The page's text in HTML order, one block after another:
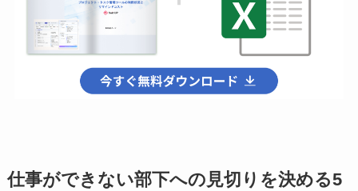
仕事ができない部下への見切りを決める5